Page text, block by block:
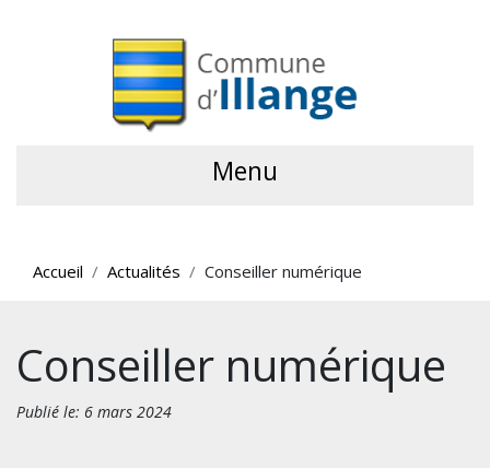
Menu
Accueil Actualités Conseiller numérique
Conseiller numérique
Publié le: 6 mars 2024